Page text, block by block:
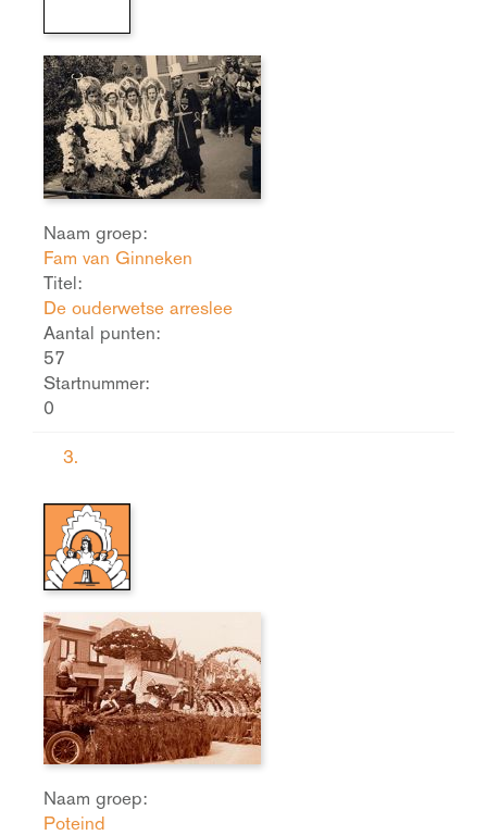
Naam groep:
Fam van Ginneken
Titel:
De ouderwetse arreslee
Aantal punten:
57
Startnummer:
0
3.
Naam groep:
Poteind